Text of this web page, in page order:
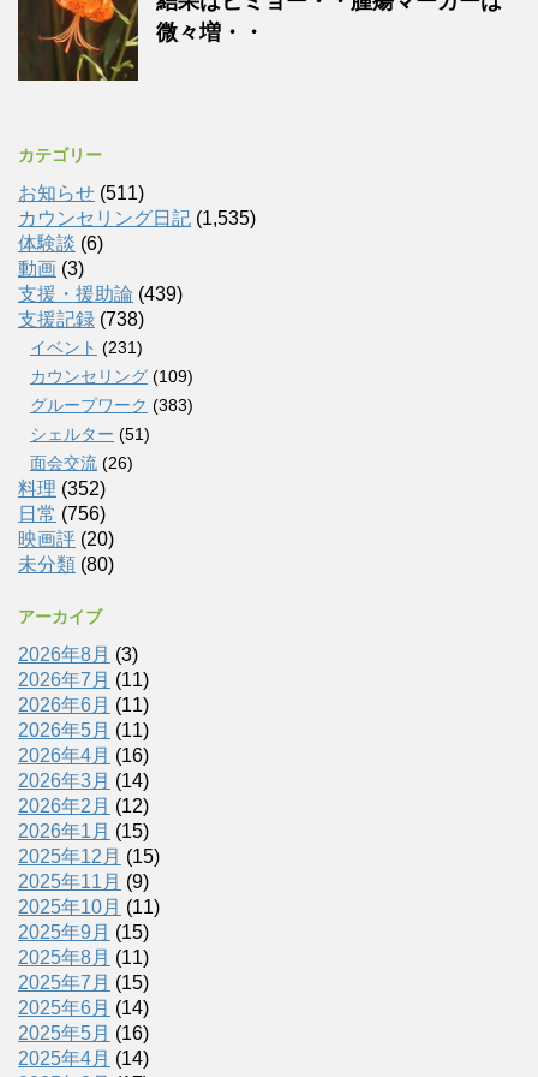
微々増・・
カテゴリー
お知らせ (511)
カウンセリング日記 (1,535)
体験談 (6)
動画 (3)
支援・援助論 (439)
支援記録 (738)
イベント (231)
カウンセリング (109)
グループワーク (383)
シェルター (51)
面会交流 (26)
料理 (352)
日常 (756)
映画評 (20)
未分類 (80)
アーカイブ
2026年8月 (3)
2026年7月 (11)
2026年6月 (11)
2026年5月 (11)
2026年4月 (16)
2026年3月 (14)
2026年2月 (12)
2026年1月 (15)
2025年12月 (15)
2025年11月 (9)
2025年10月 (11)
2025年9月 (15)
2025年8月 (11)
2025年7月 (15)
2025年6月 (14)
2025年5月 (16)
2025年4月 (14)